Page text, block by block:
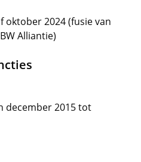
oktober 2024 (fusie van
Alliantie)
december 2015 tot